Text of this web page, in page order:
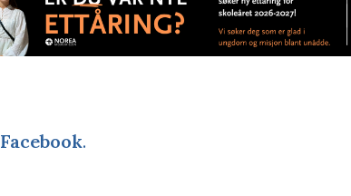
Facebook.